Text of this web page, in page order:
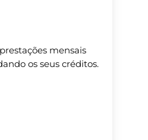
mensais
os seus créditos.